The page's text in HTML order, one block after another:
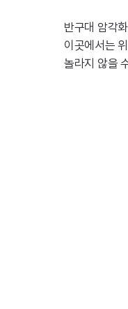
반구대 암각
이곳에서는
놀라지 않을